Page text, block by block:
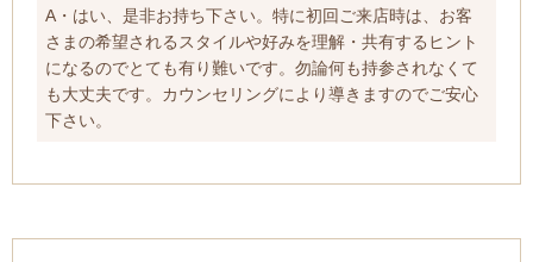
A・はい、是非お持ち下さい。特に初回ご来店時は、お客
さまの希望されるスタイルや好みを理解・共有するヒント
になるのでとても有り難いです。勿論何も持参されなくて
も大丈夫です。カウンセリングにより導きますのでご安心
下さい。